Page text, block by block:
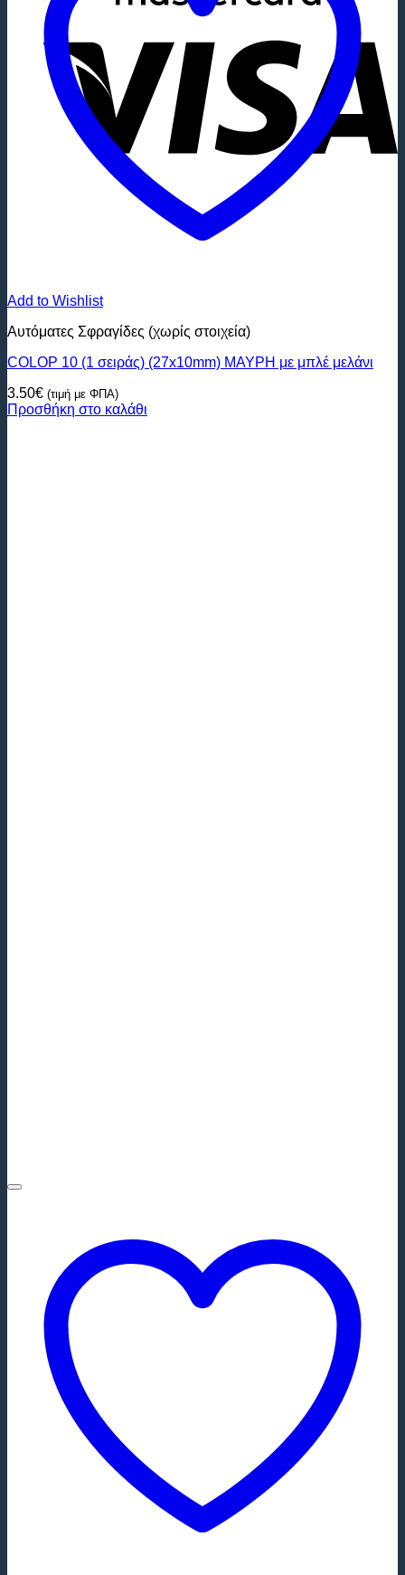
Add to Wishlist
Αυτόματες Σφραγίδες (χωρίς στοιχεία)
COLOP 10 (1 σειράς) (27x10mm) ΜΑΥΡΗ με μπλέ μελάνι
3.50€ (τιμή με ΦΠΑ)
Προσθήκη στο καλάθι